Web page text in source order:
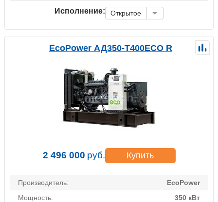
Исполнение: Открытое
EcoPower АД350-T400ECO R
2 496 000 руб. Купить
Производитель:
EcoPower
Мощность:
350 кВт